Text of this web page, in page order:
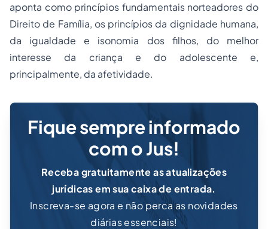
aponta como princípios fundamentais norteadores do
Direito de Família, os princípios da dignidade humana,
da igualdade e isonomia dos filhos, do melhor
interesse da criança e do adolescente e,
principalmente, da afetividade.
Fique sempre informado
com o Jus!
Receba gratuitamente as atualizações
jurídicas em sua caixa de entrada.
Inscreva-se agora e não perca as novidades
diárias essenciais!